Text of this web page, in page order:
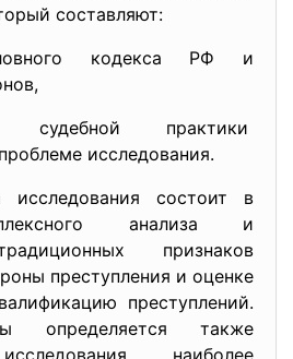
составляют:
кодекса РФ и
практики
исследования.
исследования состоит в
анализа и
признаков
преступления и оценке
преступлений.
определяется также
наиболее